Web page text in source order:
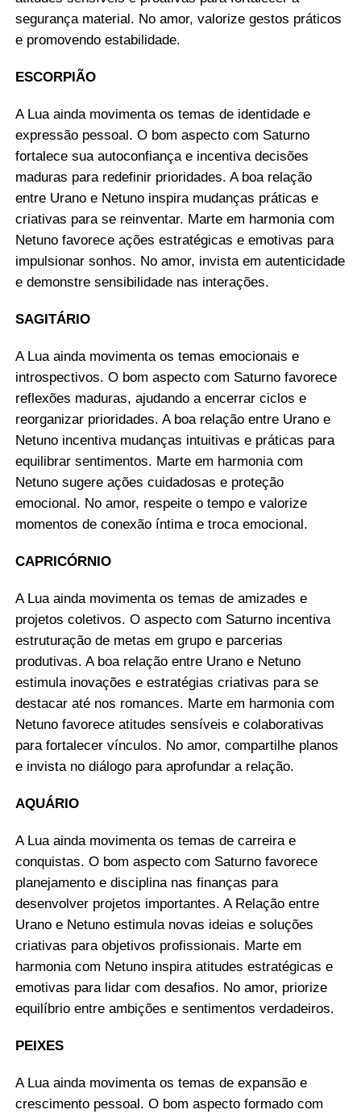
segurança material. No amor, valorize gestos práticos
e promovendo estabilidade.
ESCORPIÃO
A Lua ainda movimenta os temas de identidade e
expressão pessoal. O bom aspecto com Saturno
fortalece sua autoconfiança e incentiva decisões
maduras para redefinir prioridades. A boa relação
entre Urano e Netuno inspira mudanças práticas e
criativas para se reinventar. Marte em harmonia com
Netuno favorece ações estratégicas e emotivas para
impulsionar sonhos. No amor, invista em autenticidade
e demonstre sensibilidade nas interações.
SAGITÁRIO
A Lua ainda movimenta os temas emocionais e
introspectivos. O bom aspecto com Saturno favorece
reflexões maduras, ajudando a encerrar ciclos e
reorganizar prioridades. A boa relação entre Urano e
Netuno incentiva mudanças intuitivas e práticas para
equilibrar sentimentos. Marte em harmonia com
Netuno sugere ações cuidadosas e proteção
emocional. No amor, respeite o tempo e valorize
momentos de conexão íntima e troca emocional.
CAPRICÓRNIO
A Lua ainda movimenta os temas de amizades e
projetos coletivos. O aspecto com Saturno incentiva
estruturação de metas em grupo e parcerias
produtivas. A boa relação entre Urano e Netuno
estimula inovações e estratégias criativas para se
destacar até nos romances. Marte em harmonia com
Netuno favorece atitudes sensíveis e colaborativas
para fortalecer vínculos. No amor, compartilhe planos
e invista no diálogo para aprofundar a relação.
AQUÁRIO
A Lua ainda movimenta os temas de carreira e
conquistas. O bom aspecto com Saturno favorece
planejamento e disciplina nas finanças para
desenvolver projetos importantes. A Relação entre
Urano e Netuno estimula novas ideias e soluções
criativas para objetivos profissionais. Marte em
harmonia com Netuno inspira atitudes estratégicas e
emotivas para lidar com desafios. No amor, priorize
equilíbrio entre ambições e sentimentos verdadeiros.
PEIXES
A Lua ainda movimenta os temas de expansão e
crescimento pessoal. O bom aspecto formado com